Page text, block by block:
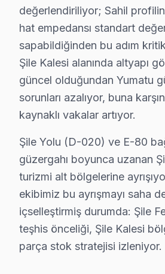
Şile Yumatu Servisimizin
Yumatu ekran arıza servisi
Şile Bölgesi Servis
Şile semtinde Yumatu
Yumatu panel değişimi arıza
Yumatu TV tamirinde
Şile'de her tamir işleminde
Yumatu TV'de ses var ama
Bu belirti Şile'de genellikleLED
değerlendiriliyor; Sahil
hat empedansı standart
sapabildiğinden bu adım
Şile Kalesi alanında altyapı
güncel olduğundan Yumatu
sorunları azalıyor, buna
kaynaklı vakalar artıyor.
Şile Yolu (D-020) ve E-80
güzergahı boyunca uzanan
turizmi alt bölgelerine
ekibimiz bu ayrışmayı saha
içselleştirmiş durumda: Şile
teşhis önceliği, Şile Kalesi
parça stok stratejisi izleniyor.